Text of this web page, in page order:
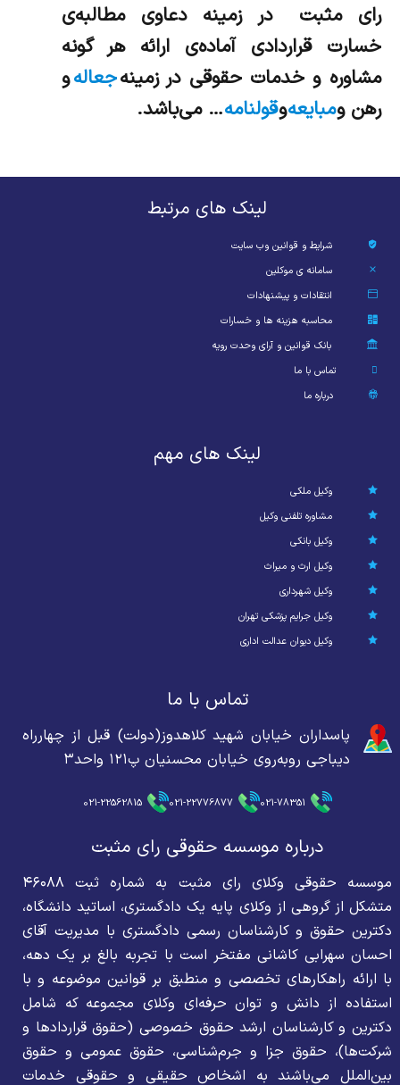
رای مثبت در زمینه دعاوی مطالبه‌ی
خسارت قراردادی آماده‌ی ارائه هر گونه
مشاوره و خدمات حقوقی در زمینهجعالهو
رهن ومبایعهوقولنامه… می‌باشد.
لینک های مرتبط
شرایط و قوانین وب سایت
سامانه ی موکلین
انتقادات و پیشنهادات
محاسبه هزینه ها و خسارات
بانک قوانین و آرای وحدت رویه
تماس با ما
درباره ما
لینک های مهم
وکیل ملکی
مشاوره تلفنی وکیل
وکیل بانکی
وکیل ارث و میراث
وکیل شهرداری
وکیل جرایم پزشکی تهران
وکیل دیوان عدالت اداری
تماس با ما
پاسداران خیابان شهید کلاهدوز(دولت) قبل از چهارراه
دیباجی روبه‌روی خیابان محسنیان پ۱۲۱ واحد۳
021-78351
021-22776877
021-22562815
درباره موسسه حقوقی رای مثبت
موسسه حقوقی وکلای رای مثبت به شماره ثبت ۴۶۰۸۸
متشکل از گروهی از وکلای پایه یک دادگستری، اساتید دانشگاه،
دکترین حقوق و کارشناسان رسمی دادگستری با مدیریت آقای
احسان سهرابی کاشانی مفتخر است با تجربه بالغ بر یک دهه،
با ارائه راهکارهای تخصصی و منطبق بر قوانین موضوعه و با
استفاده از دانش و توان حرفه‌ای وکلای مجموعه که شامل
دکترین و کارشناسان ارشد حقوق خصوصی (حقوق قراردادها و
شرکت‌ها)، حقوق جزا و جرم‌شناسی، حقوق عمومی و حقوق
بین‌الملل می‌باشند به اشخاص حقیقی و حقوقی خدمات